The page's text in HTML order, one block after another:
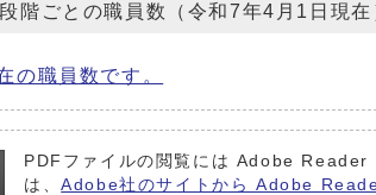
階ごとの職員数（令和7年4月1日現在
の職員数です。
PDFファイルの閲覧には Adobe Reader
は、Adobe社のサイトから Adobe